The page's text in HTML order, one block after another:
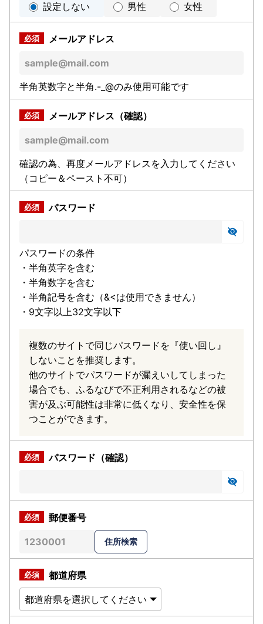
設定しない
男性 女性
メールアドレス
半角英数字と半角.-_@のみ使用可能です
メールアドレス（確認）
確認の為、再度メールアドレスを入力してください
（コピー＆ペースト不可）
パスワード
パスワードの条件
・半角英字を含む
・半角数字を含む
・半角記号を含む（&<は使用できません）
・9文字以上32文字以下
複数のサイトで同じパスワードを『使い回し』
しないことを推奨します。
他のサイトでパスワードが漏えいしてしまった
場合でも、ふるなびで不正利用されるなどの被
害が及ぶ可能性は非常に低くなり、安全性を保
つことができます。
パスワード（確認）
郵便番号
都道府県